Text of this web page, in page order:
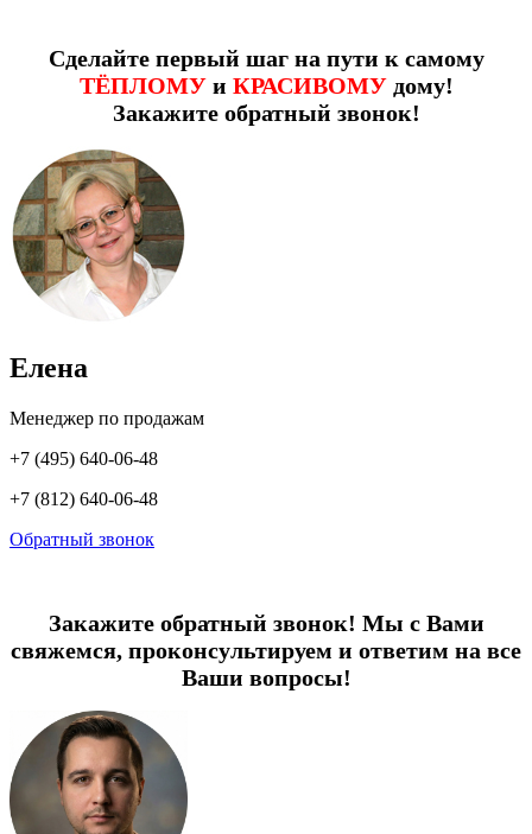
Сделайте первый шаг на пути к самому
ТЁПЛОМУи КРАСИВОМУдому!
Закажите обратный звонок!
Елена
Менеджер по продажам
+7 (495) 640-06-48
+7 (812) 640-06-48
Обратный звонок
Закажите обратный звонок! Мы с Вами
свяжемся, проконсультируем и ответим на все
Ваши вопросы!